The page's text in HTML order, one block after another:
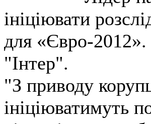
ініціювати
для «Євро-2012».
"Інтер".
"З приводу
ініціюватимуть